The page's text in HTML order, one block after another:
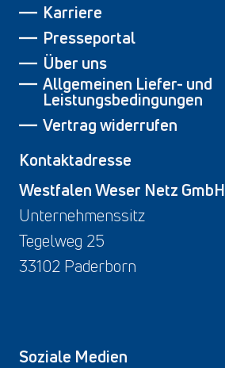
Karriere
Presseportal
Über uns
Allgemeinen Liefer- und
Leistungsbedingungen
Vertrag widerrufen
Kontaktadresse
Westfalen Weser Netz GmbH
Unternehmenssitz
Tegelweg 25
33102 Paderborn
Soziale Medien